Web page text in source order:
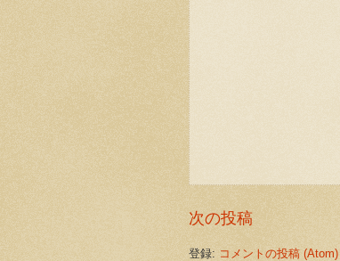
次の投稿
登録: コメントの投稿 (Atom)